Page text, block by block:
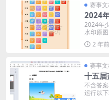
赛事文
2024
2024年
水印原图
2 年前
赛事文
十五
不含答
运行以